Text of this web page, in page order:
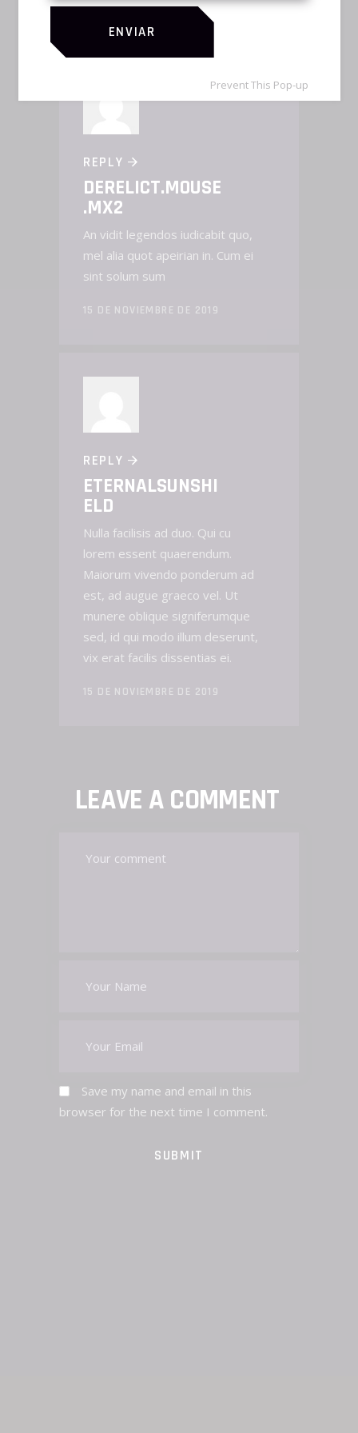
ENVIAR
Prevent This Pop-up
15 DE NOVIEMBRE DE 2019
REPLY
DERELICT.MOUSE
.MX2
An vidit legendos iudicabit quo,
mel alia quot apeirian in. Cum ei
sint solum sum
15 DE NOVIEMBRE DE 2019
REPLY
ETERNALSUNSHI
ELD
Nulla facilisis ad duo. Qui cu
lorem essent quaerendum.
Maiorum vivendo ponderum ad
est, ad augue graeco vel. Ut
munere oblique signiferumque
sed, id qui modo illum deserunt,
vix erat facilis dissentias ei.
15 DE NOVIEMBRE DE 2019
LEAVE A COMMENT
Save my name and email in this
browser for the next time I comment.
SUBMIT